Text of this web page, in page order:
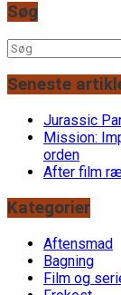
Søg
Seneste
Jurassic
Mission:
orden
After film
Kategorier
Aftensmad
Bagning
Film og